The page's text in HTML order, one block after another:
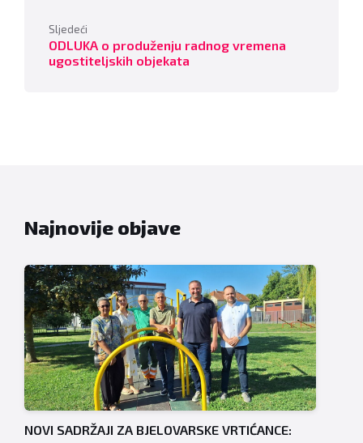
Sljedeći
ODLUKA o produženju radnog vremena
ugostiteljskih objekata
Najnovije objave
NOVI SADRŽAJI ZA BJELOVARSKE VRTIĆANCE: